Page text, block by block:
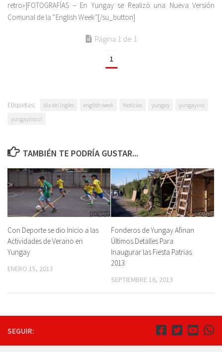
retro»]FOTOGRAFÍAS – En Yungay se Realizó una Nueva Versión
Comunal de la “English Week”[/su_button]
Página 1 de 1
1
Etiquetas: dia del ingles english week Noticias yungay
yungayino
yungayino.cl
TAMBIÉN TE PODRÍA GUSTAR...
Con Deporte se dio Inicio a las
Actividades de Verano en
Yungay
ENERO 15, 2013
Fonderos de Yungay Afinan
Últimos Detalles Para
Inaugurar las Fiesta Patrias
2013
SEPTIEMBRE 16, 2013
SEGUIR: